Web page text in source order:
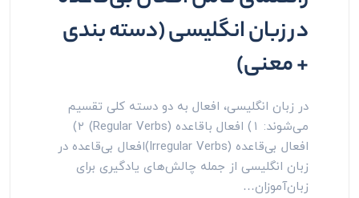
در زبان انگلیسی (دسته بندی
+ معنی)
در زبان انگلیسی، افعال به دو دسته کلی تقسیم
می‌شوند: ۱) افعال باقاعده (Regular Verbs) ۲)
افعال بی‌قاعده (Irregular Verbs)افعال بی‌قاعده در
زبان انگلیسی از جمله چالش‌های یادگیری برای
زبان‌آموزان…